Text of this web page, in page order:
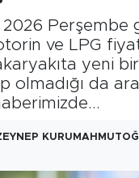
2026 Perşembe
ve LPG
yeni
olmadığı da
Haberleri